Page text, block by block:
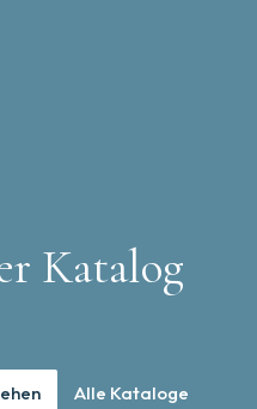
Katalog
Alle Kataloge